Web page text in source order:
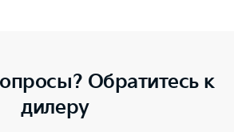
Обратитесь к
дилеру